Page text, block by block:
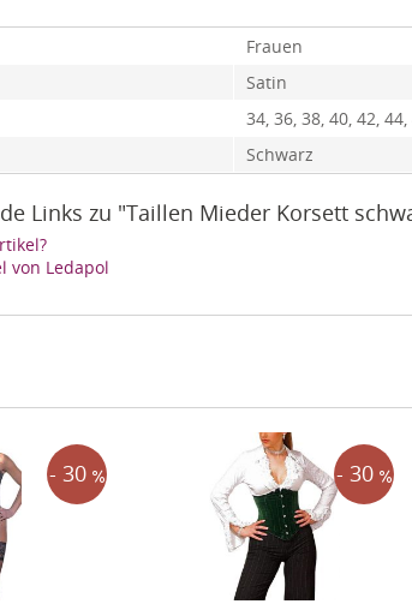
Frauen
Satin
34, 36, 38, 40, 42,
Schwarz
Links zu "Taillen Mieder Korsett
von Ledapol
- 30 - 30